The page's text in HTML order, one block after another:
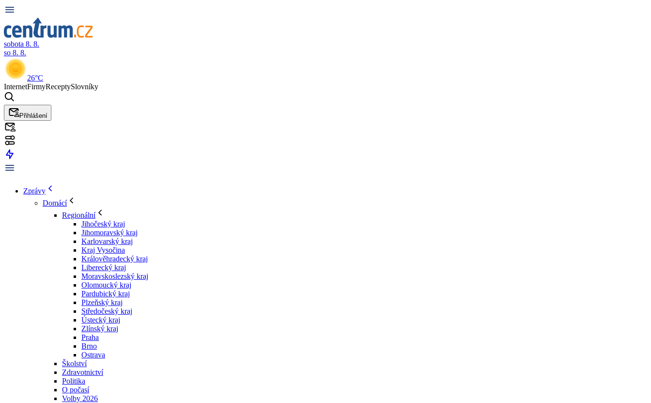
sobota 8. 8.
so 8. 8.
26°C
InternetFirmyReceptySlovníky
Přihlášení
Zprávy
Domácí
Regionální
Jihočeský kraj
Jihomoravský kraj
Karlovarský kraj
Kraj Vysočina
Králověhradecký kraj
Liberecký kraj
Moravskoslezský kraj
Olomoucký kraj
Pardubický kraj
Plzeňský kraj
Středočeský kraj
Ústecký kraj
Zlínský kraj
Praha
Brno
Ostrava
Školství
Zdravotnictví
Politika
O počasí
Volby 2026